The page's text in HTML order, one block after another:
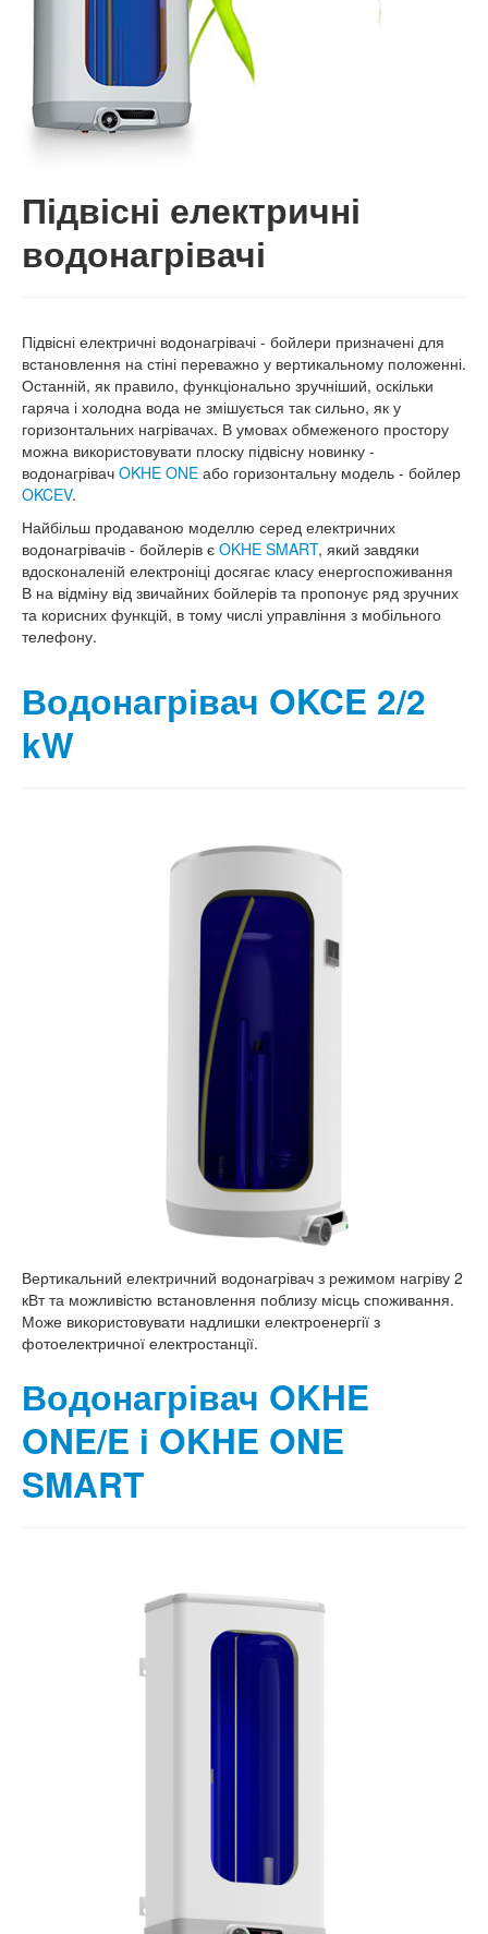
Підвісні електричні
водонагрівачі
Підвісні електричні водонагрівачі - бойлери призначені для
встановлення на стіні переважно у вертикальному положенні.
Останній, як правило, функціонально зручніший, оскільки
гаряча і холодна вода не змішується так сильно, як у
горизонтальних нагрівачах. В умовах обмеженого простору
можна використовувати плоску підвісну новинку -
водонагрівач OKHE ONE або горизонтальну модель - бойлер
OKCEV.
Найбільш продаваною моделлю серед електричних
водонагрівачів - бойлерів є OKHE SMART, який завдяки
вдосконаленій електроніці досягає класу енергоспоживання
В на відміну від звичайних бойлерів та пропонує ряд зручних
та корисних функцій, в тому числі управління з мобільного
телефону.
Водонагрівач OKCE 2/2
kW
Вертикальний електричний водонагрівач з режимом нагріву 2
кВт та можливістю встановлення поблизу місць споживання.
Може використовувати надлишки електроенергії з
фотоелектричної електростанції.
Водонагрівач OKHE
ONE/E i OKHE ONE
SMART